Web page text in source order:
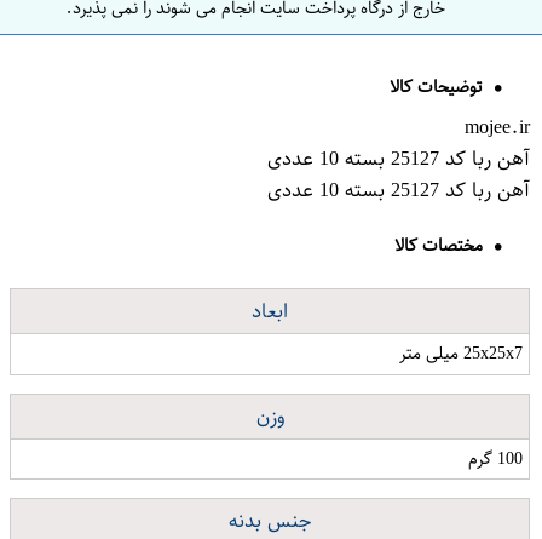
خارج از درگاه پرداخت سایت انجام می شوند را نمی پذیرد.
توضیحات کالا
mojee.ir
آهن ربا کد 25127 بسته 10 عددی
آهن ربا کد 25127 بسته 10 عددی
مختصات کالا
ابعاد
25x25x7 میلی متر
وزن
100 گرم
جنس بدنه